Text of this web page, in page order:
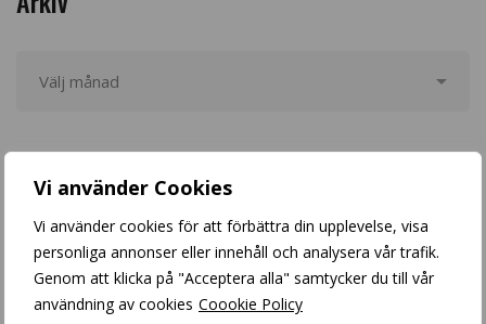
Vi använder Cookies
Vi använder cookies för att förbättra din upplevelse, visa
personliga annonser eller innehåll och analysera vår trafik.
Genom att klicka på "Acceptera alla" samtycker du till vår
användning av cookies Coookie Policy
Populära inlägg
Crazy Color
Balayage